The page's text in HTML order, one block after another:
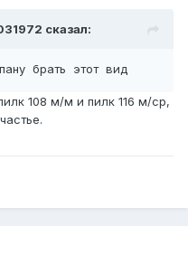
сказал:
брать этот вид
108 м/м и пилк 116 м/ср,